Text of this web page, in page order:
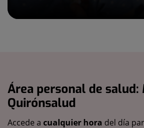
Área personal de salud:
Quirónsalud
Accede a cualquier hora del día